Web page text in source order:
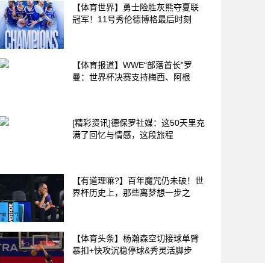
【体育世界】勇士险胜灰熊夺夏联
冠军！11号秀伦德博格最后时刻
【体育报道】WWE“部落酋长”罗
曼：世界杯决赛支持梅西、阿根
[精彩资讯]德保罗社媒：这50天里充
满了回忆与情感，这段旅程
【有道理嘛?】百年魔咒仍未破！世
界杯历史上，那些离梦想一步之
【体育头条】杨瀚森空切接球单臂
暴扣+快攻沉稳停球&秀灵活脚步